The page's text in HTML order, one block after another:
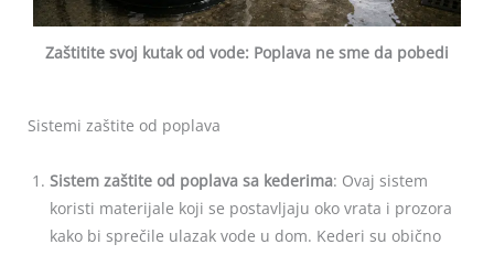
Zaštitite svoj kutak od vode: Poplava ne sme da pobedi
Sistemi zaštite od poplava
Sistem zaštite od poplava sa kederima: Ovaj sistem
koristi materijale koji se postavljaju oko vrata i prozora
kako bi sprečile ulazak vode u dom. Kederi su obično